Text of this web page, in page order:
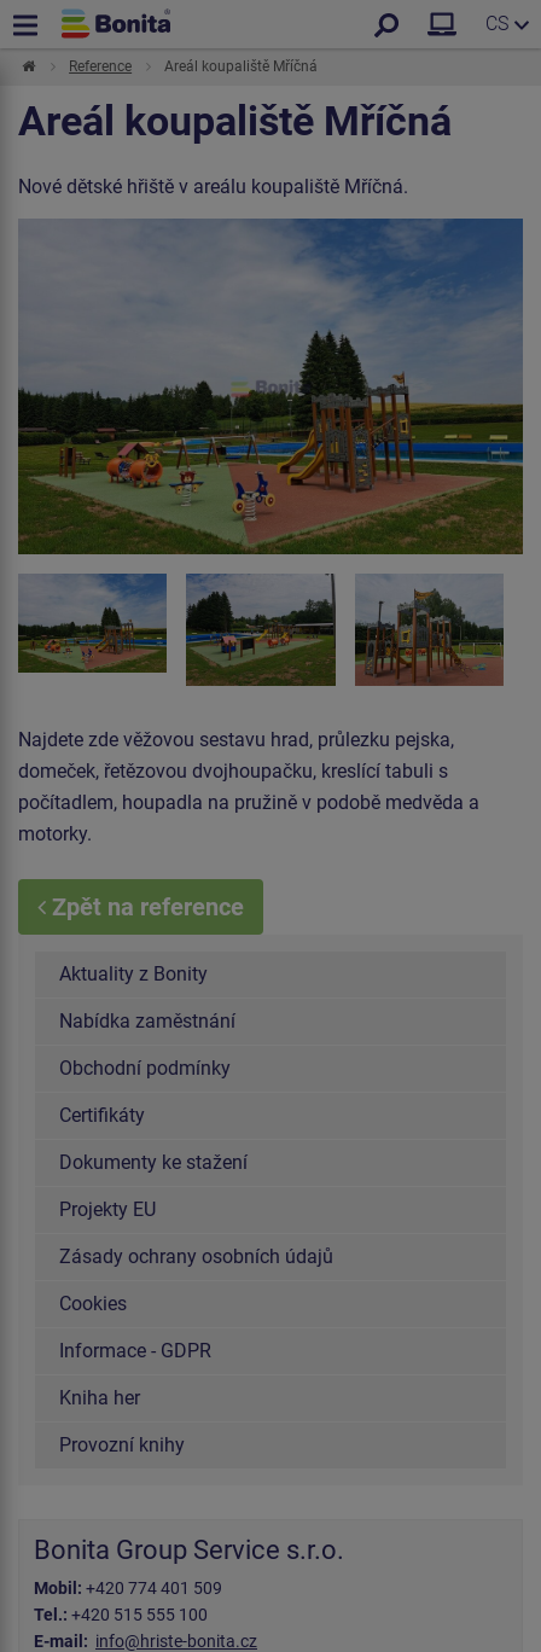
CS
Reference Areál koupaliště Mříčná
Areál koupaliště Mříčná
Nové dětské hřiště v areálu koupaliště Mříčná.
Najdete zde věžovou sestavu hrad, průlezku pejska,
domeček, řetězovou dvojhoupačku, kreslící tabuli s
počítadlem, houpadla na pružině v podobě medvěda a
motorky.
Zpět na reference
Aktuality z Bonity
Nabídka zaměstnání
Obchodní podmínky
Certifikáty
Dokumenty ke stažení
Projekty EU
Zásady ochrany osobních údajů
Cookies
Informace - GDPR
Kniha her
Provozní knihy
Bonita Group Service s.r.o.
Mobil: +420 774 401 509
Tel.: +420 515 555 100
E-mail: info@hriste-bonita.cz